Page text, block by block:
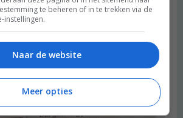
te beheren of in te trekken via de
instellingen.
Naar de website
Meer opties